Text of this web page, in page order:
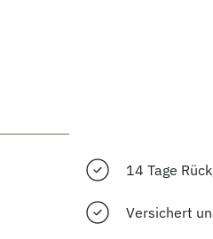
14 Tage
Versichert